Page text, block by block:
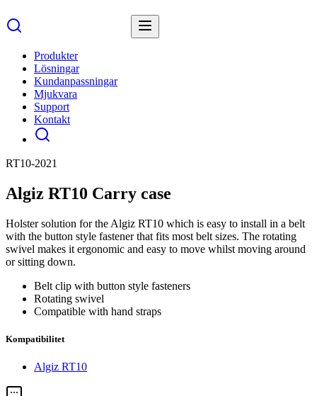
Produkter
Lösningar
Kundanpassningar
Mjukvara
Support
Kontakt
RT10-2021
Algiz RT10 Carry case
Holster solution for the Algiz RT10 which is easy to install in a belt
with the button style fastener that fits most belt sizes. The rotating
swivel makes it ergonomic and easy to move whilst moving around
or sitting down.
Belt clip with button style fasteners
Rotating swivel
Compatible with hand straps
Kompatibilitet
Algiz RT10